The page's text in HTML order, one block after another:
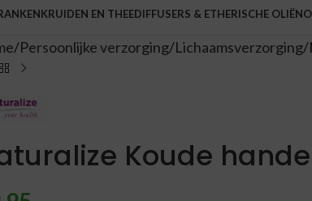
KRUIDEN EN THEEDIFFUSERS & ETHERISCHE OLIËN
Persoonlijke verzorging Lichaamsverzorging
Koude